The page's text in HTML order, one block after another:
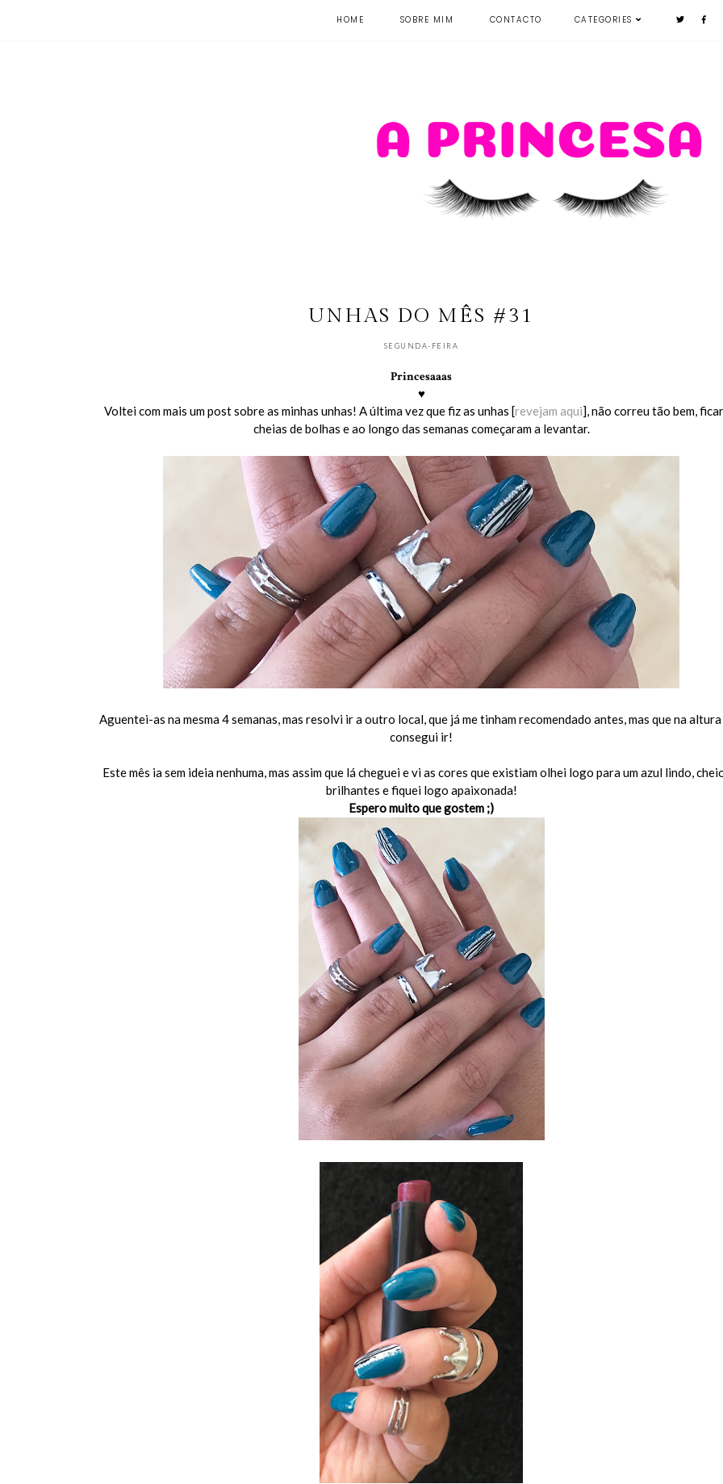
HOME SOBRE MIM CONTACTO CATEGORIES
UNHAS DO MÊS #31
SEGUNDA-FEIRA
Princesaaas
♥
Voltei com mais um post sobre as minhas unhas! A última vez que fiz as unhas [revejam aqui], não correu tão bem,
cheias de bolhas e ao longo das semanas começaram a levantar.
Aguentei-as na mesma 4 semanas, mas resolvi ir a outro local, que já me tinham recomendado antes, mas que na
consegui ir!
Este mês ia sem ideia nenhuma, mas assim que lá cheguei e vi as cores que existiam olhei logo para um azul lindo,
brilhantes e fiquei logo apaixonada!
Espero muito que gostem ;)